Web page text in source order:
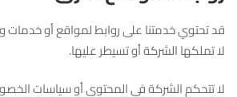
قد تحتوي خدمتنا على روابط لمواقع أو خدمات
لا تملكها الشركة أو تسيطر عليها.
لا تتحكم الشركة في المحتوى أو سياسات